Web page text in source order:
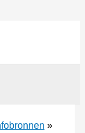
»